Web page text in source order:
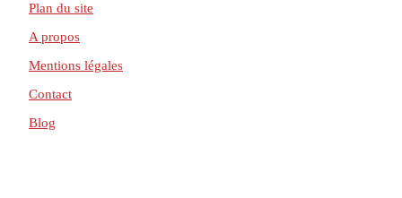
Plan du site
A propos
Mentions légales
Contact
Blog